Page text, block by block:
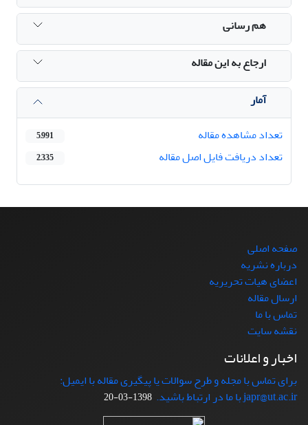
هم رسانی
ارجاع به این مقاله
آمار
تعداد مشاهده مقاله
5,991
تعداد دریافت فایل اصل مقاله 2,335
صفحه اصلی
درباره نشریه
اعضای هیات تحریریه
ارسال مقاله
تماس با ما
نقشه سایت
اخبار و اعلانات
برای تماس با مجله و طرح سوالات یا پیگیری مقاله با ایمیل:
japr@ut.ac.ir با ما در ارتباط باشید.
1398-03-20